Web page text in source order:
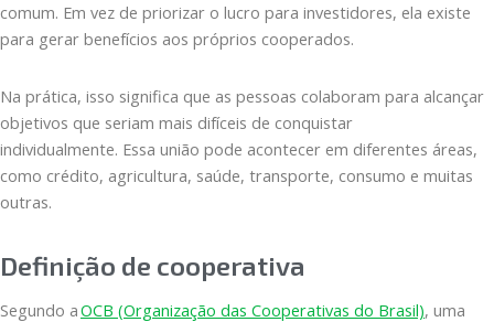
comum. Em vez de priorizar o lucro para investidores, ela existe
para gerar benefícios aos próprios cooperados.
Na prática, isso significa que as pessoas colaboram para alcançar
objetivos que seriam mais difíceis de conquistar
individualmente. Essa união pode acontecer em diferentes áreas,
como crédito, agricultura, saúde, transporte, consumo e muitas
outras.
Definição de cooperativa
Segundo aOCB (Organização das Cooperativas do Brasil), uma